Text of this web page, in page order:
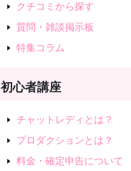
クチコミから探す
質問・雑談掲示板
特集コラム
初心者講座
チャットレディとは？
プロダクションとは？
料金・確定申告について